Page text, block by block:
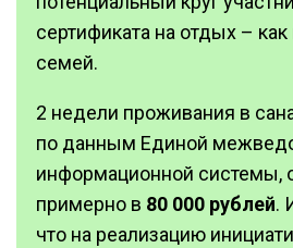
сертификата на отдых –
семей.
2 недели проживания в
по данным Единой
информационной системы,
примерно в 80 000 рублей.
что на реализацию